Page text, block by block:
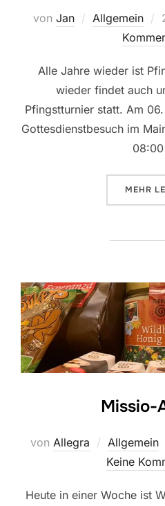
von Jan Allgemein
Alle Jahre wieder ist
wieder findet auch
Pfingstturnier statt. Am
Gottesdienstbesuch im
MEHR
Missio-
von Allegra Allgemein
Keine
Heute in einer Woche ist